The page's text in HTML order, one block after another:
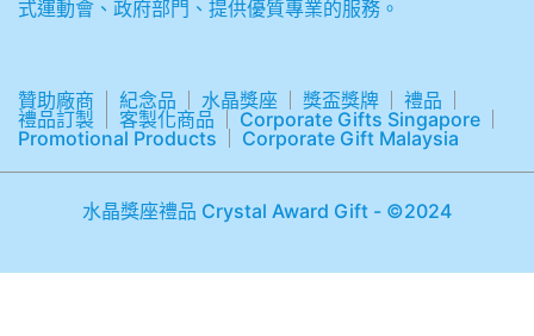
式運動會、政府部門、提供優質專業的服務。
贊助廠商 紀念品 水晶獎座 獎盃獎牌
禮品
禮品訂製
客製化商品
Corporate Gifts Singapore
Promotional Products
Corporate Gift Malaysia
水晶獎座禮品 Crystal Award Gift - ©2024